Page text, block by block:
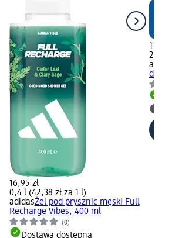
16,95 zł
0,4 l (42,38 zł za 1 l)
adidasŻel pod prysznic męski Full
Recharge Vibes, 400 ml
(0)
Dostawa dostępna
11,95 zł
200 ml
alverde
dla